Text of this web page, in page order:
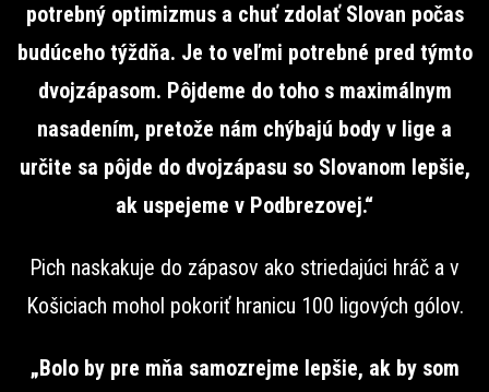
potrebný optimizmus a chuť zdolať Slovan počas
budúceho týždňa. Je to veľmi potrebné pred týmto
dvojzápasom. Pôjdeme do toho s maximálnym
nasadením, pretože nám chýbajú body v lige a
určite sa pôjde do dvojzápasu so Slovanom lepšie,
ak uspejeme v Podbrezovej.“
Pich naskakuje do zápasov ako striedajúci hráč a v
Košiciach mohol pokoriť hranicu 100 ligových gólov.
„Bolo by pre mňa samozrejme lepšie, ak by som